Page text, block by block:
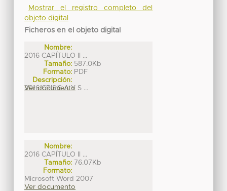
Mostrar el registro completo del
objeto digital
Ficheros en el objeto digital
Nombre:
2016 CAPÍTULO II ...
Tamaño: 587.0Kb
Formato: PDF
Descripción:
2016 CRISIS A Y S ...
Ver documento
Nombre:
2016 CAPÍTULO II ...
Tamaño: 76.07Kb
Formato:
Microsoft Word 2007
Ver documento